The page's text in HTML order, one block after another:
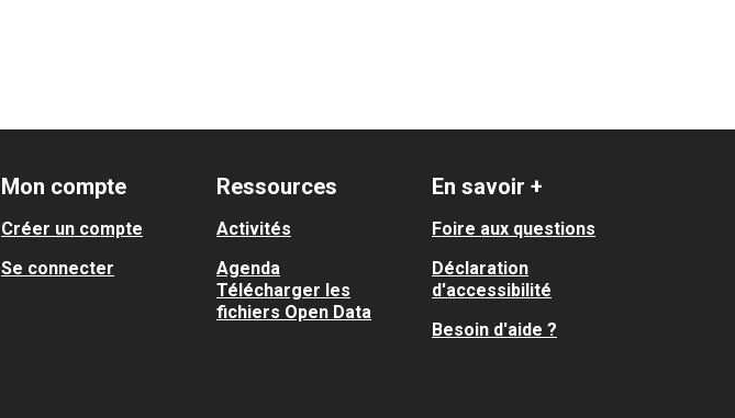
Mon compte
Créer un compte
Se connecter
Ressources
Activités
Agenda
Télécharger les
fichiers Open Data
En savoir +
Foire aux questions
Déclaration
d'accessibilité
Besoin d'aide ?